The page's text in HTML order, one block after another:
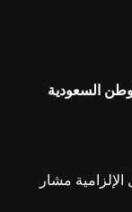
السعودية
مشار